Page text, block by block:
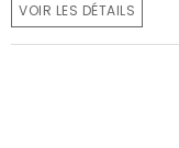
VOIR LES DÉTAILS